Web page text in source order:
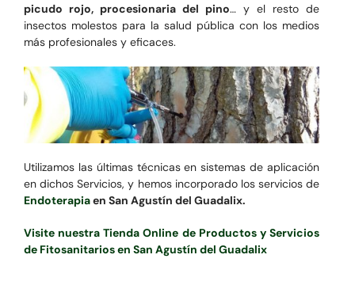
picudo rojo, procesionaria del pino… y el resto de
insectos molestos para la salud pública con los medios
más profesionales y eficaces.
Utilizamos las últimas técnicas en sistemas de aplicación
en dichos Servicios, y hemos incorporado los servicios de
Endoterapiaen San Agustín del Guadalix.
Visite nuestra Tienda Online de Productos y Servicios
de Fitosanitarios en San Agustín del Guadalix